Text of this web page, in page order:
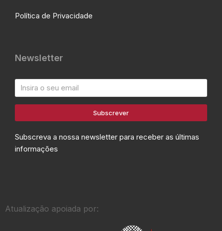
Política de Privacidade
Newsletter
Subscrever
Subscreva a nossa newsletter para receber as últimas
informações
Atualização apoiada por: